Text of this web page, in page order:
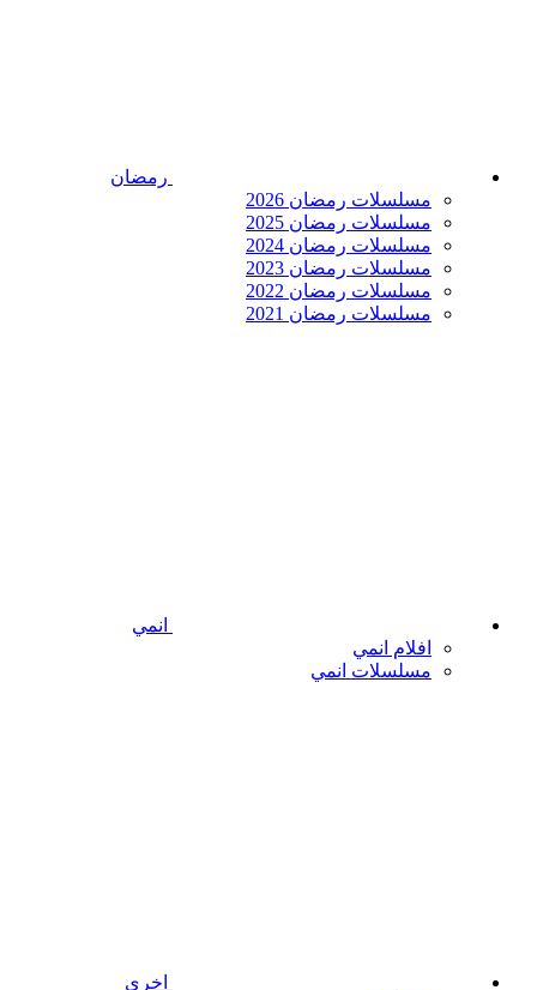
رمضان
مسلسلات رمضان 2026
مسلسلات رمضان 2025
مسلسلات رمضان 2024
مسلسلات رمضان 2023
مسلسلات رمضان 2022
مسلسلات رمضان 2021
انمي
افلام انمي
مسلسلات انمي
اخري